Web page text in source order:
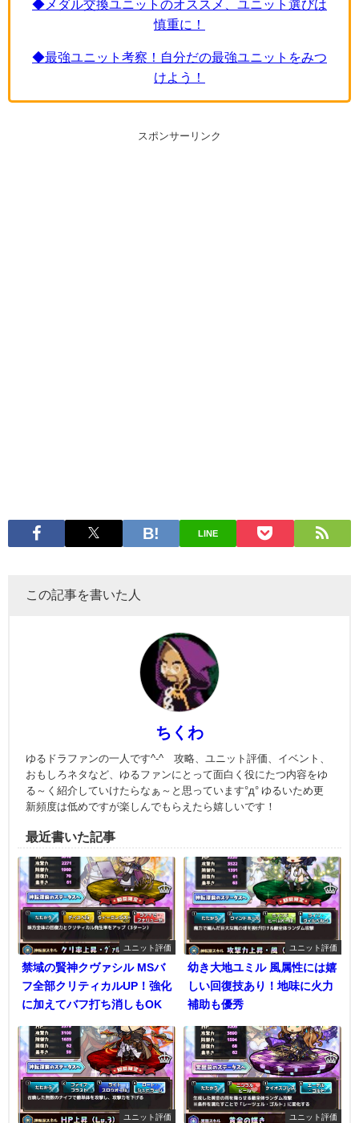
◆メダル交換ユニットのオススメ、ユニット選びは
慎重に！
◆最強ユニット考察！自分だの最強ユニットをみつ
けよう！
スポンサーリンク
LINE
この記事を書いた人
ちくわ
ゆるドラファンの一人です^-^ 攻略、ユニット評価、イベント、
おもしろネタなど、ゆるファンにとって面白く役にたつ内容をゆ
る～く紹介していけたらなぁ～と思っています°д° ゆるいため更
新頻度は低めですが楽しんでもらえたら嬉しいです！
最近書いた記事
ユニット評価
禁域の賢神クヴァシル MSバ
フ全部クリティカルUP！強化
に加えてバフ打ち消しもOK
ユニット評価
幼き大地ユミル 風属性には嬉
しい回復技あり！地味に火力
補助も優秀
ユニット評価 ユニット評価